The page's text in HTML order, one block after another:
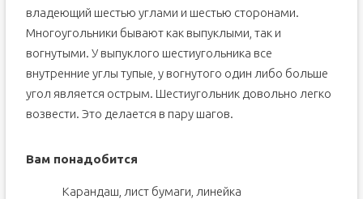
владеющий шестью углами и шестью сторонами.
Многоугольники бывают как выпуклыми, так и
вогнутыми. У выпуклого шестиугольника все
внутренние углы тупые, у вогнутого один либо больше
угол является острым. Шестиугольник довольно легко
возвести. Это делается в пару шагов.
Вам понадобится
Карандаш, лист бумаги, линейка